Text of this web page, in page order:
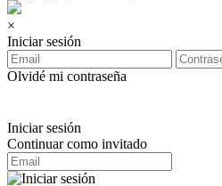
×
Iniciar sesión
Olvidé mi contraseña
Iniciar sesión
Continuar como invitado